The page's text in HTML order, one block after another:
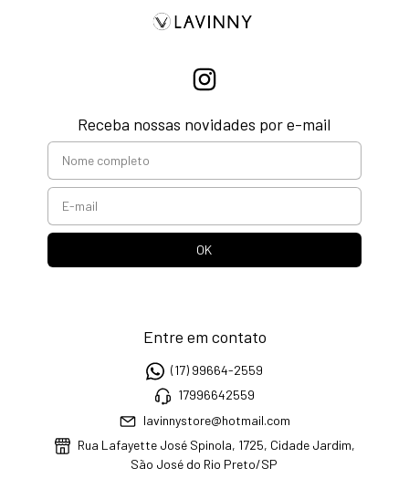
Receba nossas novidades por e-mail
Entre em contato
(17) 99664-2559
17996642559
lavinnystore@hotmail.com
Rua Lafayette José Spinola, 1725, Cidade Jardim,
São José do Rio Preto/SP